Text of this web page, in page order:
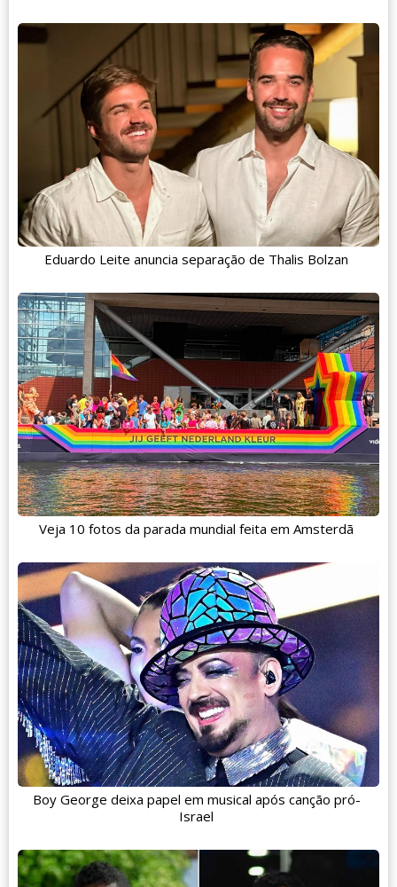
Eduardo Leite anuncia separação de Thalis Bolzan
Veja 10 fotos da parada mundial feita em Amsterdã
Boy George deixa papel em musical após canção pró-
Israel